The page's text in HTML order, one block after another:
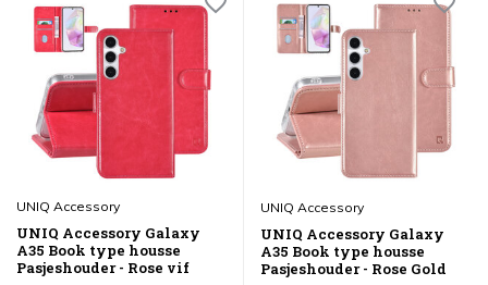
UNIQ Accessory
UNIQ Accessory Galaxy
A35 Book type housse
Pasjeshouder - Rose vif
UNIQ Accessory
UNIQ Accessory Galaxy
A35 Book type housse
Pasjeshouder - Rose Gold